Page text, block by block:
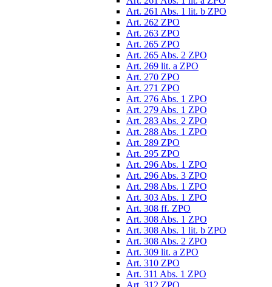
Art. 261 Abs. 1 lit. b ZPO
Art. 262 ZPO
Art. 263 ZPO
Art. 265 ZPO
Art. 265 Abs. 2 ZPO
Art. 269 lit. a ZPO
Art. 270 ZPO
Art. 271 ZPO
Art. 276 Abs. 1 ZPO
Art. 279 Abs. 1 ZPO
Art. 283 Abs. 2 ZPO
Art. 288 Abs. 1 ZPO
Art. 289 ZPO
Art. 295 ZPO
Art. 296 Abs. 1 ZPO
Art. 296 Abs. 3 ZPO
Art. 298 Abs. 1 ZPO
Art. 303 Abs. 1 ZPO
Art. 308 ff. ZPO
Art. 308 Abs. 1 ZPO
Art. 308 Abs. 1 lit. b ZPO
Art. 308 Abs. 2 ZPO
Art. 309 lit. a ZPO
Art. 310 ZPO
Art. 311 Abs. 1 ZPO
Art. 312 ZPO